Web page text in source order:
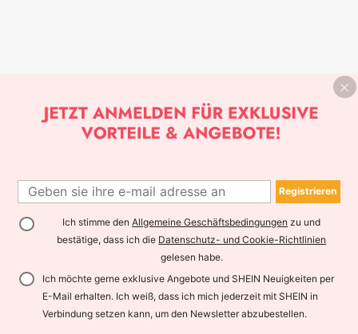
Registrieren
Ich stimme denAllgemeine Geschäftsbedingungen zu und
bestätige, dass ich die Datenschutz- und Cookie-Richtlinien
gelesen habe.
Ich möchte gerne exklusive Angebote und SHEIN Neuigkeiten per
E-Mail erhalten. Ich weiß, dass ich mich jederzeit mit SHEIN in
Verbindung setzen kann, um den Newsletter abzubestellen.